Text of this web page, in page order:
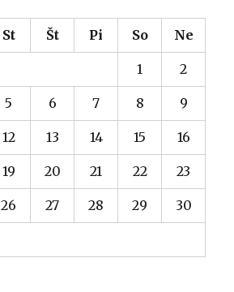
St Št Pi So Ne
1 2
5 6 7 8 9
12 13 14 15 16
19 20 21 22 23
26 27 28 29 30